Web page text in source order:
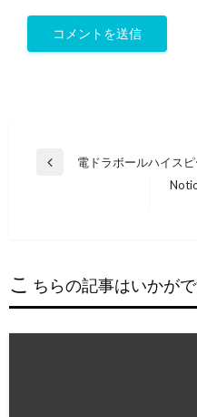
投
ー
シ
ョ
電ドラボールハイス
こ ちらの記事はいかが